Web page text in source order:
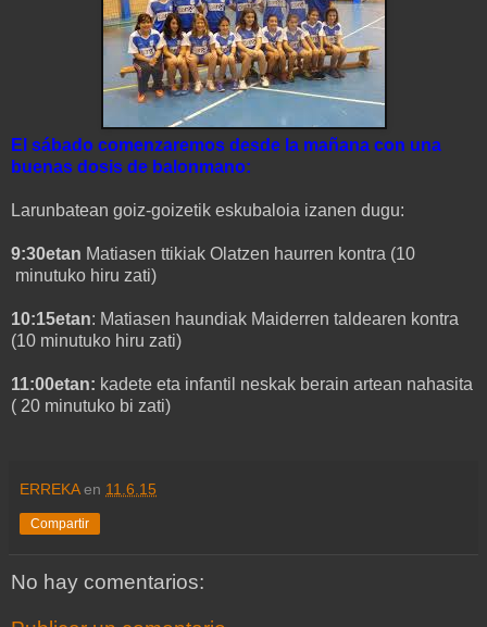
El sábado comenzaremos desde la mañana con una
buenas dosis de balonmano:
Larunbatean goiz-goizetik eskubaloia izanen dugu:
9:30etan Matiasen ttikiak Olatzen haurren kontra (10
minutuko hiru zati)
10:15etan: Matiasen haundiak Maiderren taldearen kontra
(10 minutuko hiru zati)
11:00etan: kadete eta infantil neskak berain artean nahasita
( 20 minutuko bi zati)
ERREKA en 11.6.15
Compartir
No hay comentarios: